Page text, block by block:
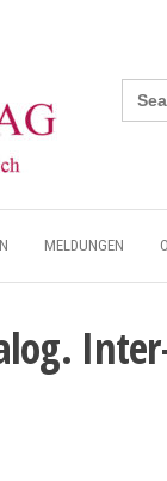
Search
for:
MELDUNGEN